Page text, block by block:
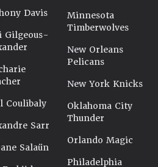
Davis
Gilgeous-
Coulibaly
Sarr
Salaün
Minnesota
Timberwolves
New Orleans
Pelicans
New York Knicks
Oklahoma City
Thunder
Orlando Magic
Philadelphia